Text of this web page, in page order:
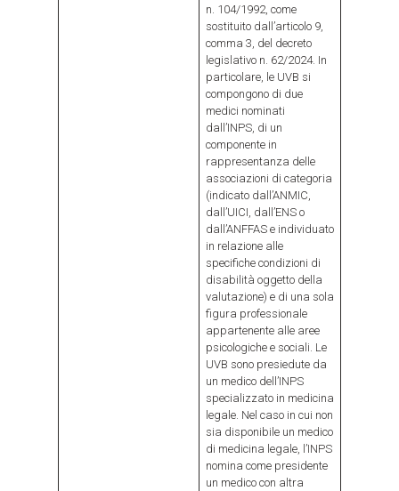
n. 104/1992, come
sostituito dall’articolo 9,
comma 3, del decreto
legislativo n. 62/2024. In
particolare, le UVB si
compongono di due
medici nominati
dall’INPS, di un
componente in
rappresentanza delle
associazioni di categoria
(indicato dall’ANMIC,
dall’UICI, dall’ENS o
dall’ANFFAS e individuato
in relazione alle
specifiche condizioni di
disabilità oggetto della
valutazione) e di una sola
figura professionale
appartenente alle aree
psicologiche e sociali. Le
UVB sono presiedute da
un medico dell’INPS
specializzato in medicina
legale. Nel caso in cui non
sia disponibile un medico
di medicina legale, l’INPS
nomina come presidente
un medico con altra